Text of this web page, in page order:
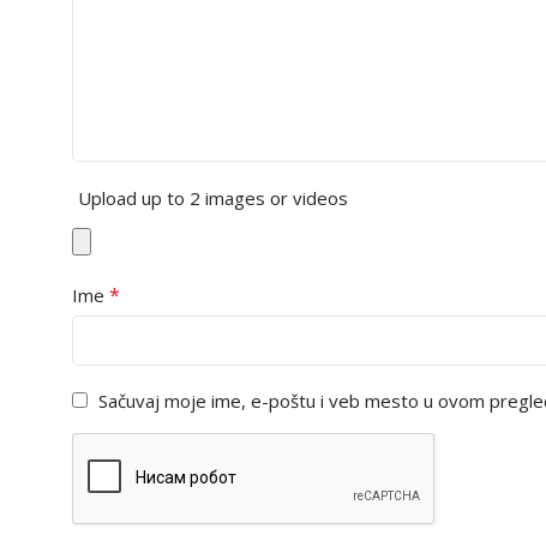
Upload up to 2 images or videos
Ime *
Sačuvaj moje ime, e-poštu i veb mesto u ovom